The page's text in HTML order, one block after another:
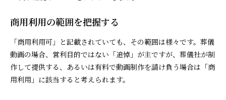
商用利用の範囲を把握する
「商用利用可」と記載されていても、その範囲は様々です。葬儀
動画の場合、営利目的ではない「追悼」が主ですが、葬儀社が制
作して提供する、あるいは有料で動画制作を請け負う場合は「商
用利用」に該当すると考えられます。